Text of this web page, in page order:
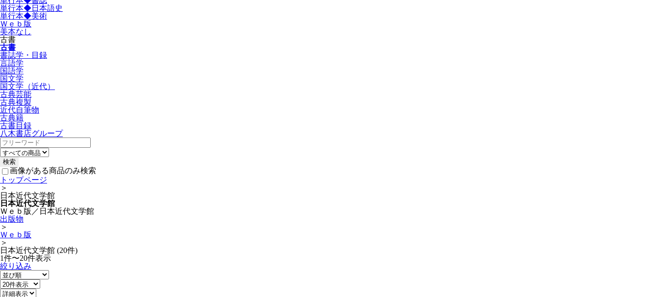
単行本◆日本語史
単行本◆美術
Ｗｅｂ版
美本なし
古書
古書
書誌学・目録
言語学
国語学
国文学
国文学（近代）
古典芸能
古典複製
近代自筆物
古典籍
古書目録
八木書店グループ
画像がある商品のみ検索
トップページ
＞
日本近代文学館
日本近代文学館
Ｗｅｂ版／日本近代文学館
出版物
＞
Ｗｅｂ版
＞
日本近代文学館 (20件)
1件〜20件表示
絞り込み